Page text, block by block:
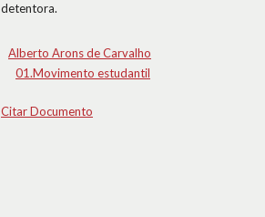
detentora.
Alberto Arons de Carvalho
01.Movimento estudantil
Citar Documento